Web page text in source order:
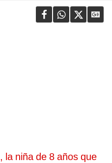
, la niña de 8 años que